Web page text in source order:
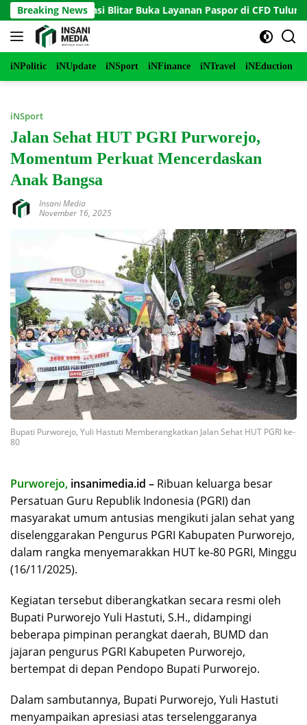
Langsung
ke
konten
Breaking News
81, Imigrasi Blitar Buka Layanan Paspor di CFD Tulungagung
iNPolitic iNUpdate iNSport iNFinance iNTravel iNEduction
iNSport
Jalan Sehat HUT PGRI Purworejo,
Momentum Perkuat Mencerdaskan
Anak Bangsa
Insani Media
November 16, 2025
Bupati Purworejo, Yuli Hastuti Memberangkatkan Jalan Sehat HUT PGRI ke-
80
Purworejo, insanimedia.id – Ribuan keluarga besar
Persatuan Guru Republik Indonesia (PGRI) dan
masyarakat umum antusias mengikuti jalan sehat yang
diselenggarakan Pengurus PGRI Kabupaten Purworejo,
dalam rangka menyemarakkan HUT ke-80 PGRI, Minggu
(16/11/2025).
Kegiatan tersebut diberangkatkan secara resmi oleh
Bupati Purworejo Yuli Hastuti, S.H., didampingi
beberapa pimpinan perangkat daerah, BUMD dan
jajaran pengurus PGRI Kabupeten Purworejo,
bertempat di depan Pendopo Bupati Purworejo.
Dalam sambutannya, Bupati Purworejo, Yuli Hastuti
menyampaikan apresiasi atas terselenggaranya